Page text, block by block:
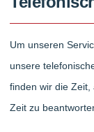
Um unseren
unsere
finden wir die Zeit,
Zeit zu